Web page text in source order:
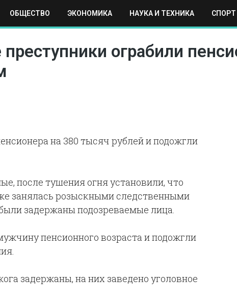
ОБЩЕСТВО ЭКОНОМИКА НАУКА И ТЕХНИКА СПОРТ
СПОРТ МОСКВА РЕГИОНЫ МИР
ограбили
на 380 тысяч рублей и подожгли
после тушения огня установили, что
занялась розыскными следственными
задержаны подозреваемые лица.
пенсионного возраста и подожгли
задержаны, на них заведено уголовное